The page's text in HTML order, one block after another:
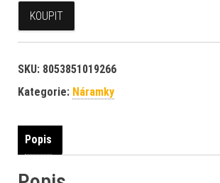
KOUPIT
SKU: 8053851019266
Kategorie: Náramky
Popis